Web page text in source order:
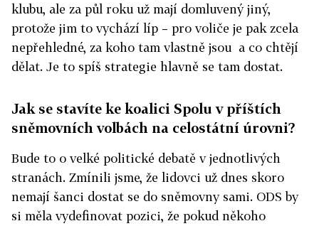
klubu, ale za půl roku už mají domluvený jiný,
protože jim to vychází líp – pro voliče je pak zcela
nepřehledné, za koho tam vlastně jsou a co chtějí
dělat. Je to spíš strategie hlavně se tam dostat.
Jak se stavíte ke koalici Spolu v příštích
sněmovních volbách na celostátní úrovni?
Bude to o velké politické debatě v jednotlivých
stranách. Zmínili jsme, že lidovci už dnes skoro
nemají šanci dostat se do sněmovny sami. ODS by
si měla vydefinovat pozici, že pokud někoho